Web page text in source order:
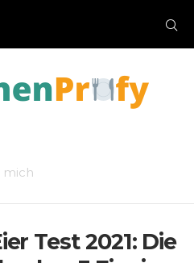
mich
Test 2021: Die